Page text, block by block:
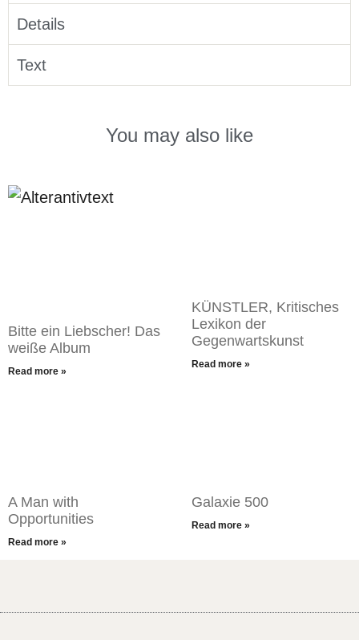
Details
Text
You may also like
Bitte ein Liebscher! Das
weiße Album
Read more »
KÜNSTLER, Kritisches
Lexikon der
Gegenwartskunst
Read more »
A Man with
Opportunities
Read more »
Galaxie 500
Read more »